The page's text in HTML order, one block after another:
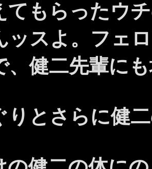
てもらったウ
ッスよ。フェ
、健二先輩に
とさらに健